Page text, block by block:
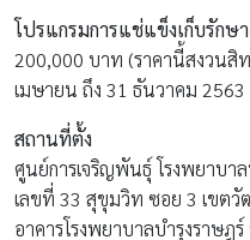
โทรศัพท์ :
090 972 2608/
รายละเอียดเพิ่มเติม :
10.ศูนย์รักษาผู้มีบุตรยาก โรง
ศูนย์รักษาผู้มีบุตรยาก โรงพยา
วินิจฉัยหาสาเหตุภาวะมีบุตรยา